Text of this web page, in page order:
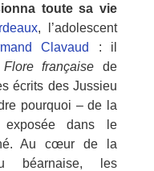
toute sa vie
, l’adolescent
Clavaud : il
française de
écrits des Jussieu
pourquoi – de la
exposée dans le
Au cœur de la
béarnaise, les